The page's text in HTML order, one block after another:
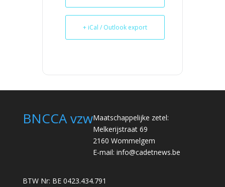
+ iCal / Outlook export
BNCCA vzwMaatschappelijke zetel:
Melkerijstraat 69
2160 Wommelgem
E-mail: info@cadetnews.be
BTW Nr: BE 0423.434.791